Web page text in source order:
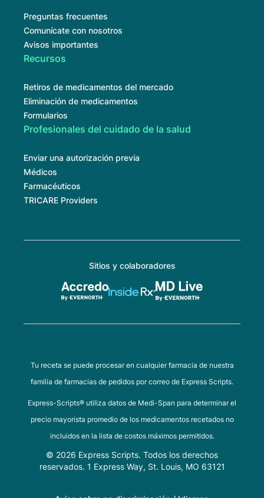
Preguntas frecuentes
Comunícate con nosotros
Avisos importantes
Recursos
Retiros de medicamentos del mercado
Eliminación de medicamentos
Formularios
Profesionales del cuidado de la salud
Enviar una autorización previa
Médicos
Farmacéuticos
TRICARE Providers
Sitios y colaboradores
Tu receta se puede procesar en cualquier farmacia de nuestra
familia de farmacias de pedidos por correo de Express Scripts.
Express-Scripts® utiliza datos de Medi-Span para determinar el
precio mayorista promedio de los medicamentos recetados no
incluidos en la lista de costos máximos permitidos.
© 2026 Express Scripts. Todos los derechos
reservados. 1 Express Way, St. Louis, MO 63121